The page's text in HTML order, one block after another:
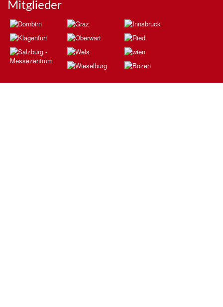
Mitglieder